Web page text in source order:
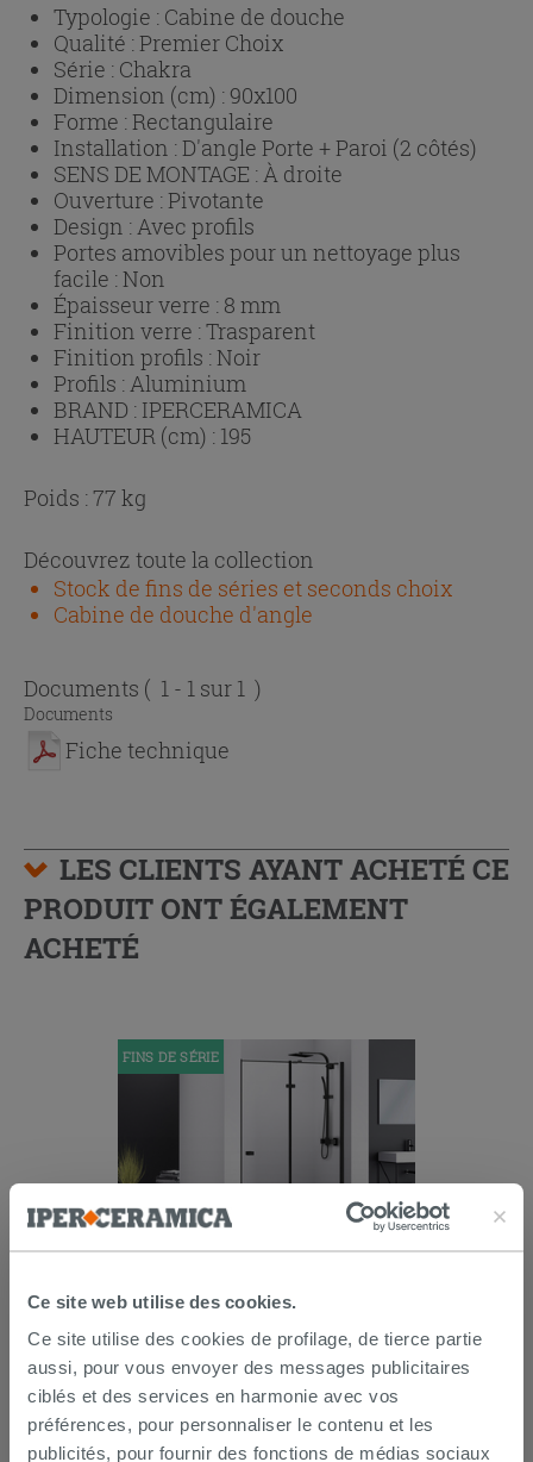
Ce site web utilise des cookies.
Ce site utilise des cookies de profilage, de tierce partie
aussi, pour vous envoyer des messages publicitaires
ciblés et des services en harmonie avec vos
préférences, pour personnaliser le contenu et les
publicités, pour fournir des fonctions de médias sociaux
Typologie : Cabine de douche
Qualité :Premier Choix
Série : Chakra
Dimension (cm) : 90x100
Forme :Rectangulaire
Installation :D'angle Porte + Paroi (2 côtés)
SENS DE MONTAGE : À droite
Ouverture :Pivotante
Design : Avec profils
Portes amovibles pour un nettoyage plus
facile :Non
Épaisseur verre : 8 mm
Finition verre :Trasparent
Finition profils :Noir
Profils : Aluminium
BRAND : IPERCERAMICA
HAUTEUR (cm) : 195
Poids : 77 kg
Découvrez toute la collection
Stock de fins de séries et seconds choix
Cabine de douche d'angle
Documents ( 1 - 1 sur 1 )
Documents
Fiche technique
LES CLIENTS AYANT ACHETÉ CE
PRODUIT ONT ÉGALEMENT
ACHETÉ
FINS DE SÉRIE
100xh195 Ext 97,8/99,8 ouverture à
424,95 € /PC849,90 € -50,00 %
AJOUTER AU PANIER